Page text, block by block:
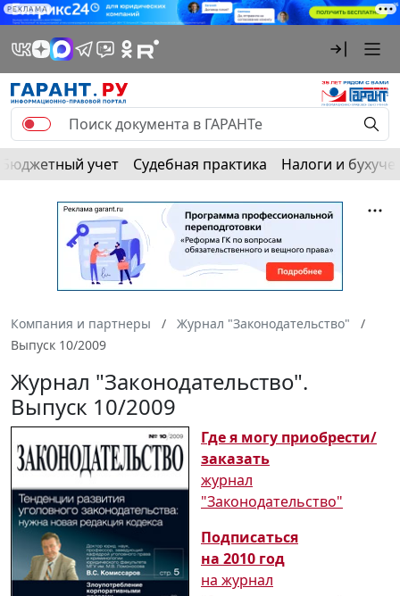
РЕКЛАМА
Бюджетный учет Судебная практика Налоги и
Компания и партнеры
Журнал "Законодательство"
Выпуск 10/2009
Журнал "Законодательство".
Выпуск 10/2009
Где я могу приобрести/
заказать
журнал
"Законодательство"
Подписаться
на 2010 год
на журнал